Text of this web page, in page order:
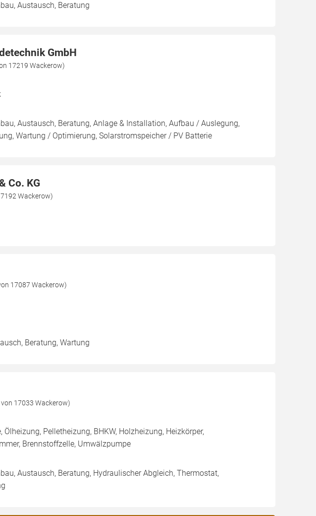
Austausch, Beratung
GmbH
17219 Wackerow)
Austausch, Beratung, Anlage & Installation, Aufbau / Auslegung,
Wartung / Optimierung, Solarstromspeicher / PV Batterie
Co. KG
Wackerow)
17087 Wackerow)
Beratung, Wartung
17033 Wackerow)
Pelletheizung, BHKW, Holzheizung, Heizkörper,
Brennstoffzelle, Umwälzpumpe
Austausch, Beratung, Hydraulischer Abgleich, Thermostat,